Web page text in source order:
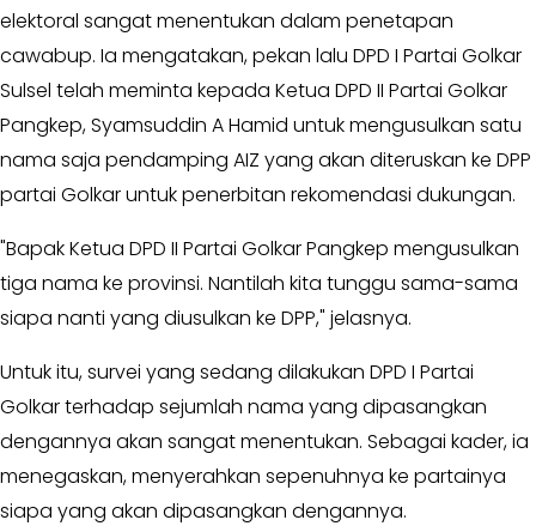
Kagol
-
-
VIDEO
Pilkada
-
PROFILE
Opini
Kabar
Kader
elektoral sangat menentukan dalam penetapan
cawabup. Ia mengatakan, pekan lalu DPD I Partai Golkar
Sulsel telah meminta kepada Ketua DPD II Partai Golkar
Pangkep, Syamsuddin A Hamid untuk mengusulkan satu
nama saja pendamping AIZ yang akan diteruskan ke DPP
partai Golkar untuk penerbitan rekomendasi dukungan.
"Bapak Ketua DPD II Partai Golkar Pangkep mengusulkan
tiga nama ke provinsi. Nantilah kita tunggu sama-sama
siapa nanti yang diusulkan ke DPP," jelasnya.
Untuk itu, survei yang sedang dilakukan DPD I Partai
Golkar terhadap sejumlah nama yang dipasangkan
dengannya akan sangat menentukan. Sebagai kader, ia
menegaskan, menyerahkan sepenuhnya ke partainya
siapa yang akan dipasangkan dengannya.